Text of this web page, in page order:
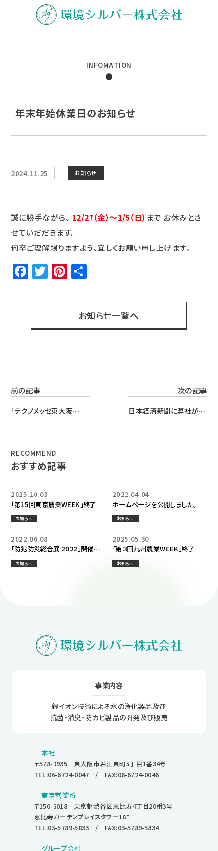
年末年始休業日のお知らせ
INFOMATION
2024.11.25 お知らせ
誠に勝手ながら、 12/27（金）～1/5（日） まで お休みとさ
せていだだきます。
何卒ご理解賜りますよう、宜しくお願い申し上げます。
Facebook
Twitter
Pinterest
お知らせ一覧へ
前の記事
「テクノメッセ東大阪
次の記事
日本経済新聞に弊社が掲
RECOMMEND
おすすめ記事
「第15回東京農業WEEK」終了
2025.10.03
お知らせ
ホームページを公開しました。
2022.04.04
お知らせ
「防犯防災総合展 2022」開催直
前
2022.06.08
お知らせ
「第３回九州農業WEEK」終了
2025.05.30
お知らせ
事業内容
銀イオン技術による水の浄化製品及び
抗菌・消臭・防カビ製品の開発及び販売
本社
〒578-0935 東大阪市若江東町5丁目1番34号
TEL:06-6724-0047 / FAX:06-6724-0046
東京営業所
〒150-6018 東京都渋谷区恵比寿4丁目20番3号
恵比寿ガーデンプレイスタワー18F
TEL:03-5789-5833 / FAX:03-5789-5834
グループ会社